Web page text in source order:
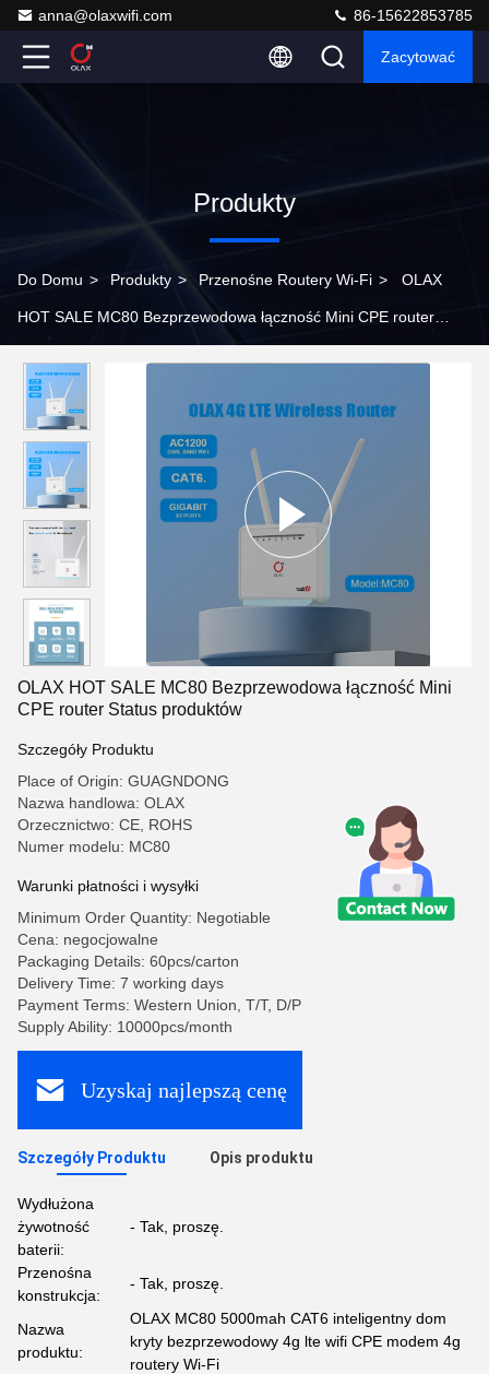
anna@olaxwifi.com 86-15622853785
Zacytować
Produkty
Do Domu > Produkty > Przenośne Routery Wi-Fi > OLAX
HOT SALE MC80 Bezprzewodowa łączność Mini CPE router
OLAX HOT SALE MC80 Bezprzewodowa łączność Mini
CPE router Status produktów
Szczegóły Produktu
Place of Origin: GUAGNDONG
Nazwa handlowa: OLAX
Orzecznictwo: CE, ROHS
Numer modelu: MC80
Warunki płatności i wysyłki
Minimum Order Quantity: Negotiable
Cena: negocjowalne
Packaging Details: 60pcs/carton
Delivery Time: 7 working days
Payment Terms: Western Union, T/T, D/P
Supply Ability: 10000pcs/month
Uzyskaj najlepszą cenę
Szczegóły Produktu Opis produktu
Wydłużona
żywotność
baterii:
- Tak, proszę.
Przenośna
konstrukcja:
- Tak, proszę.
Nazwa
produktu:
OLAX MC80 5000mah CAT6 inteligentny dom
kryty bezprzewodowy 4g lte wifi CPE modem 4g
routery Wi-Fi